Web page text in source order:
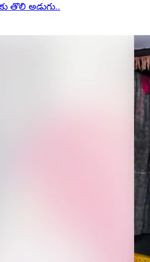
తొలి అడుగు..